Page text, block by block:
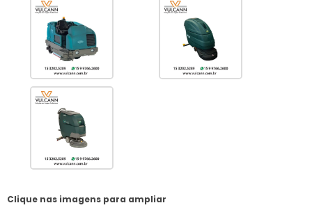
Clique nas imagens para ampliar